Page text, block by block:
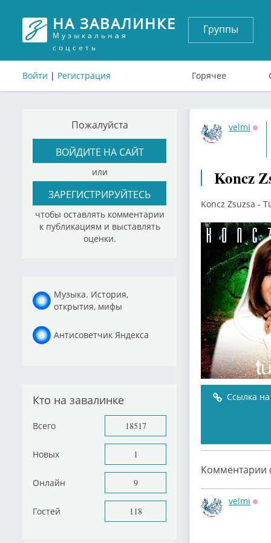
НА ЗАВАЛИНКЕ
Музыкальная
соцсеть
Войти | Регистрация
Группы
Горячее
Пожалуйста
ВОЙДИТЕ НА САЙТ
или
ЗАРЕГИСТРИРУЙТЕСЬ
чтобы оставлять комментарии
к публикациям и выставлять
оценки.
Музыка. История,
открытия, мифы
Антисоветчик Яндекса
Кто на завалинке
Всего 18517
Новых 1
Онлайн 9
Гостей 118
velmi
Koncz
Koncz Zsuzsa -
Ссылка
Комментарии
velmi